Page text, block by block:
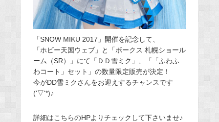
「SNOW MIKU 2017」開催を記念して、
「ホビー天国ウェブ」と「ボークス 札幌ショール
ーム（SR）」にて「ＤＤ雪ミク」、「「ふわふ
わコート」セット」の数量限定販売が決定！
今がDD雪ミクさんをお迎えするチャンスです
('▽'*)♪
詳細はこちらのHPよりチェックして下さいませ♪